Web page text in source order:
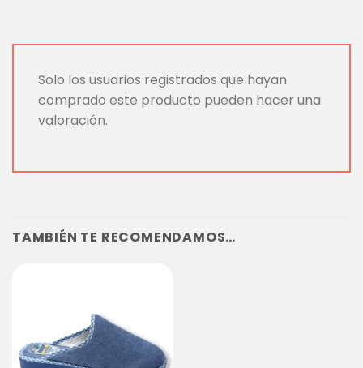
Solo los usuarios registrados que hayan
comprado este producto pueden hacer una
valoración.
TAMBIÉN TE RECOMENDAMOS…